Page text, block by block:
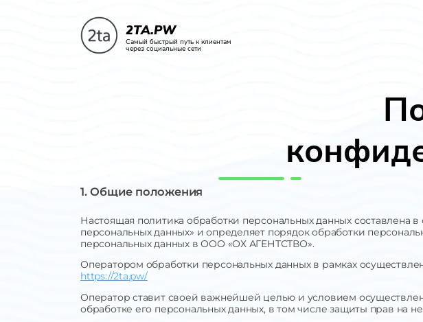
2TA.PW
Самый быстрый путь к клиентам
через социальные сети
1. Общие положения
Настоящая политика обработки персональных данных составлена
персональных данных» и определяет порядок обработки
персональных данных в ООО «ОХ АГЕНТСТВО».
Оператором обработки персональных данных в рамках
https://2ta.pw/
Оператор ставит своей важнейшей целью и условием
обработке его персональных данных, в том числе защиты прав на